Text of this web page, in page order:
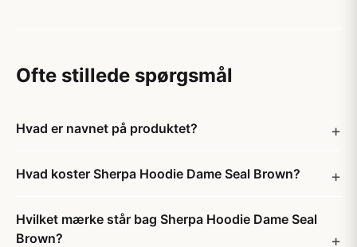
Ofte stillede spørgsmål
Hvad er navnet på produktet?
Hvad koster Sherpa Hoodie Dame Seal Brown?
Hvilket mærke står bag Sherpa Hoodie Dame Seal
Brown?